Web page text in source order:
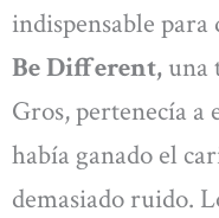
indispensable
Be Different, una
Gros, pertenecía a
había ganado el
demasiado ruido.